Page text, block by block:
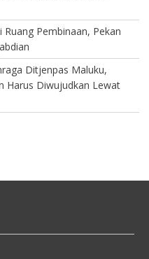
Ruang Pembinaan, Pekan
Ditjenpas Maluku,
Harus Diwujudkan Lewat